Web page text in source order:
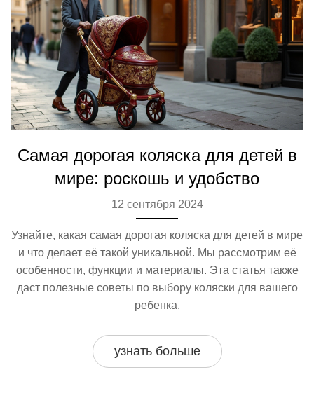
Самая дорогая коляска для детей в
мире: роскошь и удобство
12 сентября 2024
Узнайте, какая самая дорогая коляска для детей в мире
и что делает её такой уникальной. Мы рассмотрим её
особенности, функции и материалы. Эта статья также
даст полезные советы по выбору коляски для вашего
ребенка.
узнать больше